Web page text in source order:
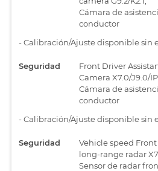
Cámara de
conductor
-Calibración/Ajuste disponible sin
Seguridad
Front Driver
Camera X7.0/J9.0/
Cámara de
conductor
-Calibración/Ajuste disponible sin
Seguridad
Vehicle speed Front
long-range radar
Sensor de radar